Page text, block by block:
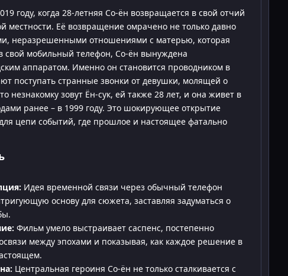
году, когда 28-летняя Со-ён возвращается в свой отчий
местности. Её возвращение омрачено не только давно
неразрешенными отношениями с матерью, которая
свой мобильный телефон, Со-ён вынуждена
аппаратом. Именно он становится проводником в
поступать странные звонки от девушки, молящей о
незнакомку зовут Ён-сук, ей также 28 лет, и она живет в
ранее – в 1999 году. Это шокирующее открытие
цепи событий, где прошлое и настоящее фатально
Идея временной связи через обычный телефон
основу для сюжета, заставляя задуматься о
Фильм умело выстраивает саспенс, постепенно
между эпохами и показывая, как каждое решение в
Центральная героиня Со-ён не только сталкивается с